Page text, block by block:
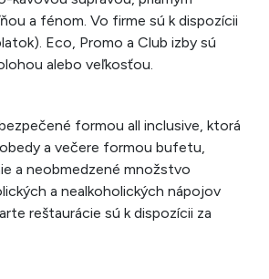
a fénom. Vo firme sú k dispozícii
Eco, Promo a Club izby sú
alebo veľkosťou.
formou all inclusive, ktorá
a večere formou bufetu,
a neobmedzené množstvo
a nealkoholických nápojov
reštaurácie sú k dispozícii za